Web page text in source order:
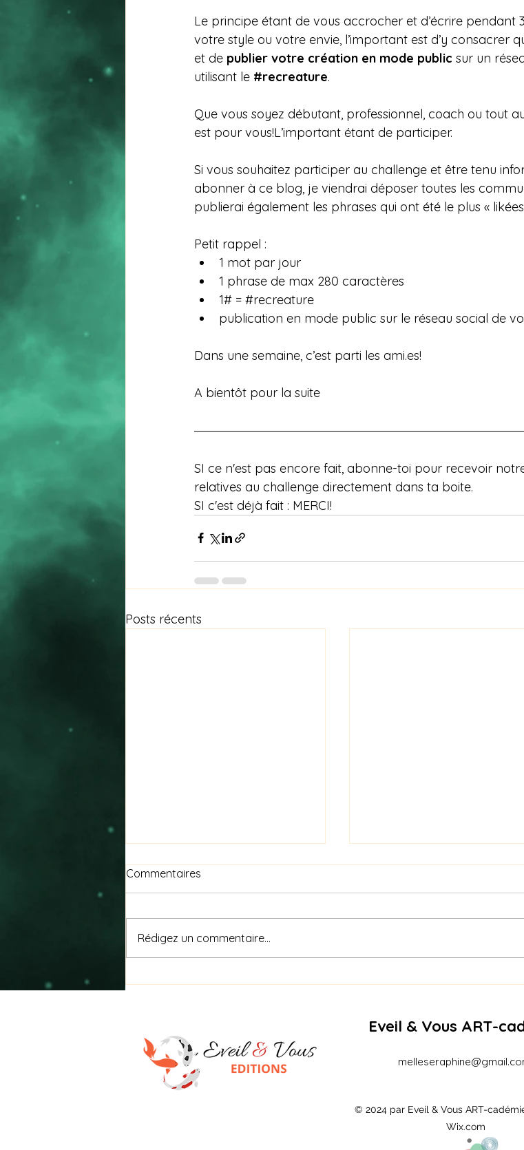
Le principe étant de vous accrocher et d’écrire pendant
votre style ou votre envie, l’important est d’y consacrer
et de publier votre création en mode public sur un
utilisant le #recreature.
Que vous soyez débutant, professionnel, coach ou tout
est pour vous!L’important étant de participer.
Si vous souhaitez participer au challenge et être tenu
abonner à ce blog, je viendrai déposer toutes les
publierai également les phrases qui ont été le plus «
Petit rappel :
1 mot par jour
1 phrase de max 280 caractères
1# = #recreature
publication en mode public sur le réseau social de
Dans une semaine, c’est parti les ami.es!
A bientôt pour la suite
SI ce n'est pas encore fait, abonne-toi pour recevoir
relatives au challenge directement dans ta boite.
SI c'est déjà fait : MERCI!
Posts récents
Commentaires
Rédigez un commentaire...
Eveil & Vous ART-
© 2024 par Eveil & Vous ART-
Wix.com